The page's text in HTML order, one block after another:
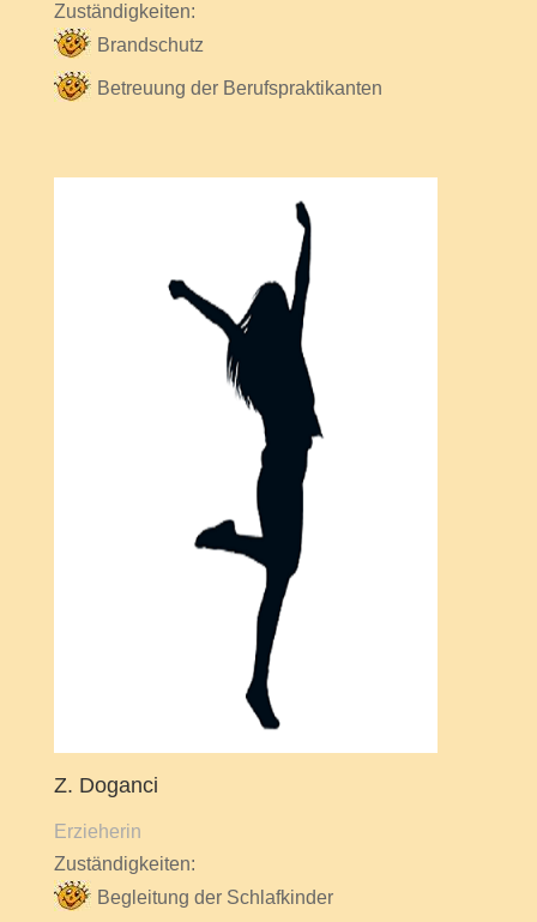
Zuständigkeiten:
Brandschutz
Betreuung der Berufspraktikanten
Z. Doganci
Erzieherin
Zuständigkeiten:
Begleitung der Schlafkinder